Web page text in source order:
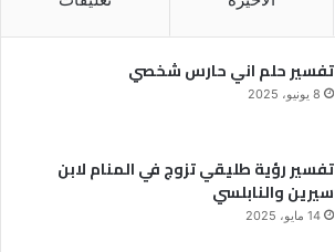
تفسير حلم اني حارس شخصي
8 يونيو، 2025
تفسير رؤية طليقي تزوج في المنام لابن
سيرين والنابلسي
14 مايو، 2025